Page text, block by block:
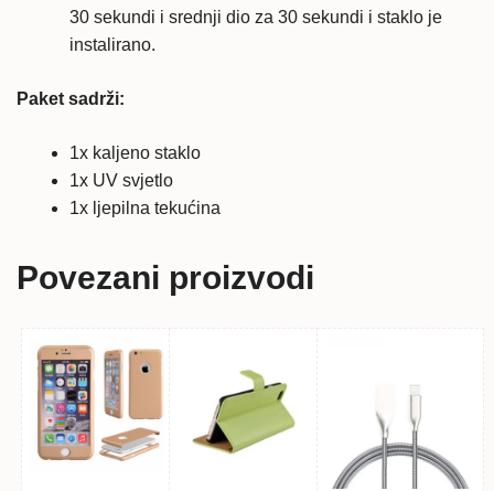
30 sekundi i srednji dio za 30 sekundi i staklo je
instalirano.
Paket sadrži:
1x kaljeno staklo
1x UV svjetlo
1x ljepilna tekućina
Povezani proizvodi